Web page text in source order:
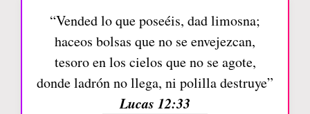
“Vended lo que poseéis, dad limosna;
haceos bolsas que no se envejezcan,
tesoro en los cielos que no se agote,
donde ladrón no llega, ni polilla destruye”
Lucas 12:33